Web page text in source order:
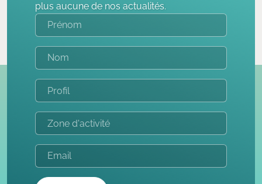
plus aucune de nos actualités.